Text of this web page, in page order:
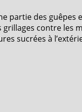
partie des guêpes
contre les
sucrées à